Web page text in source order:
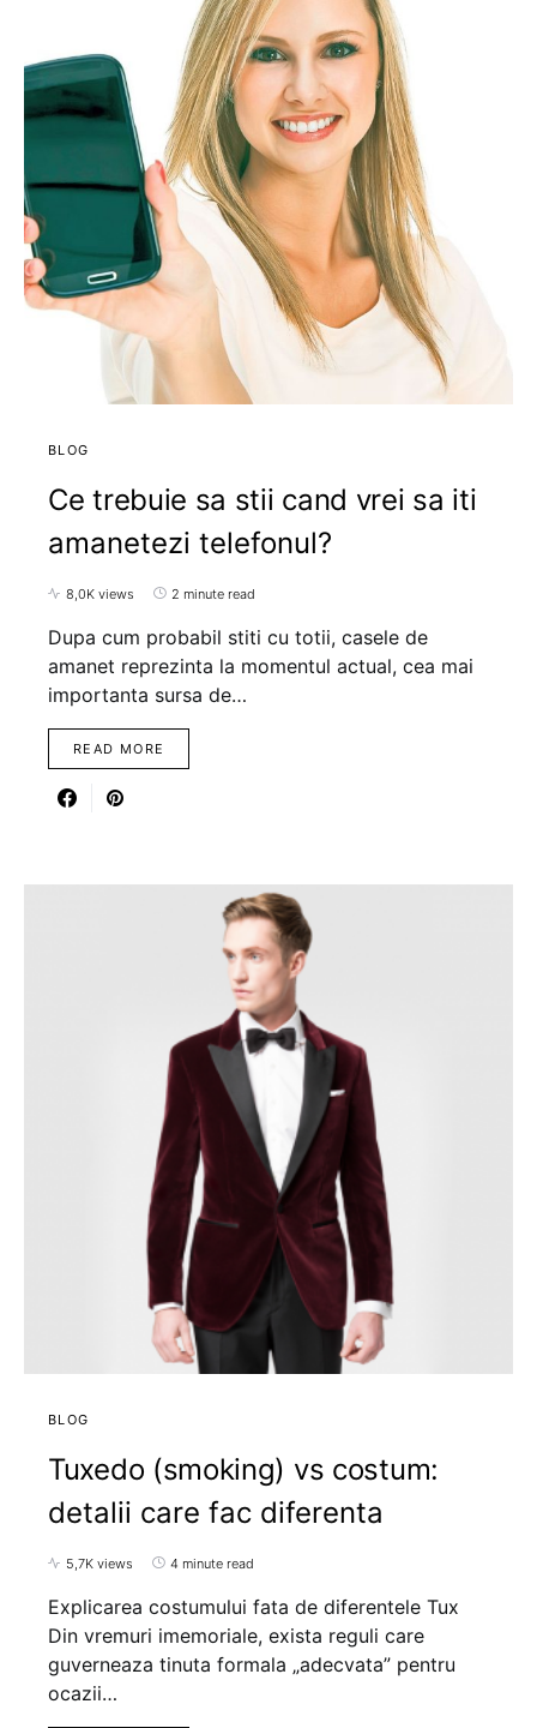
BLOG
Ce trebuie sa stii cand vrei sa iti
amanetezi telefonul?
8,0K views 2 minute read
Dupa cum probabil stiti cu totii, casele de
amanet reprezinta la momentul actual, cea mai
importanta sursa de…
READ MORE
BLOG
Tuxedo (smoking) vs costum:
detalii care fac diferenta
5,7K views 4 minute read
Explicarea costumului fata de diferentele Tux
Din vremuri imemoriale, exista reguli care
guverneaza tinuta formala „adecvata” pentru
ocazii…